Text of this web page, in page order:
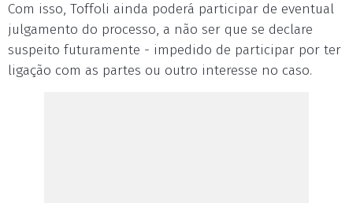
Com isso, Toffoli ainda poderá participar de eventual
julgamento do processo, a não ser que se declare
suspeito futuramente - impedido de participar por ter
ligação com as partes ou outro interesse no caso.